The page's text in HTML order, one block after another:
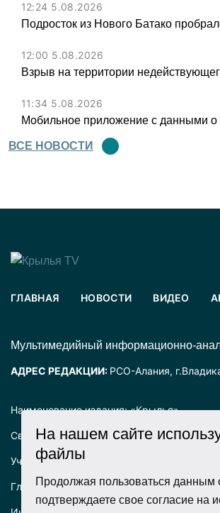
12:24 5.08.2026
Подросток из Нового Батако
12:00 5.08.2026
Взрыв на территории
11:34 5.08.2026
Мобильное приложение с данными о
ВСЕ НОВОСТИ
Наименование издания: «Крылья».
Свидетельство о регистрации СМИ ЭЛ
Учредитель: ООО «Крылья».
Главный редактор: Хадарцева Л.Ч.
ГЛАВНАЯ НОВОСТИ ВИДЕО
Mультимедийный информационно-
АДРЕС РЕДАКЦИИ: РСО-Алания,
На нашем сайте
файлы
Продолжая пользоваться данным
подтверждаете свое согласие на